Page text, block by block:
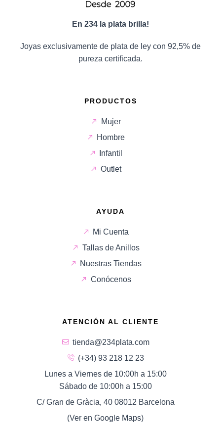
En 234 la plata brilla!
Joyas exclusivamente de plata de ley con 92,5% de
pureza certificada.
PRODUCTOS
Mujer
Hombre
Infantil
Outlet
AYUDA
Mi Cuenta
Tallas de Anillos
Nuestras Tiendas
Conócenos
ATENCIÓN AL CLIENTE
tienda@234plata.com
(+34) 93 218 12 23
Lunes a Viernes de 10:00h a 15:00
Sábado de 10:00h a 15:00
C/ Gran de Gràcia, 40 08012 Barcelona
(Ver en Google Maps)